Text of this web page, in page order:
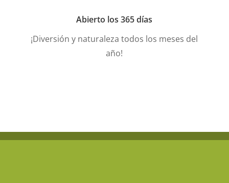
Abierto los 365 días
¡Diversión y naturaleza todos los meses del
año!